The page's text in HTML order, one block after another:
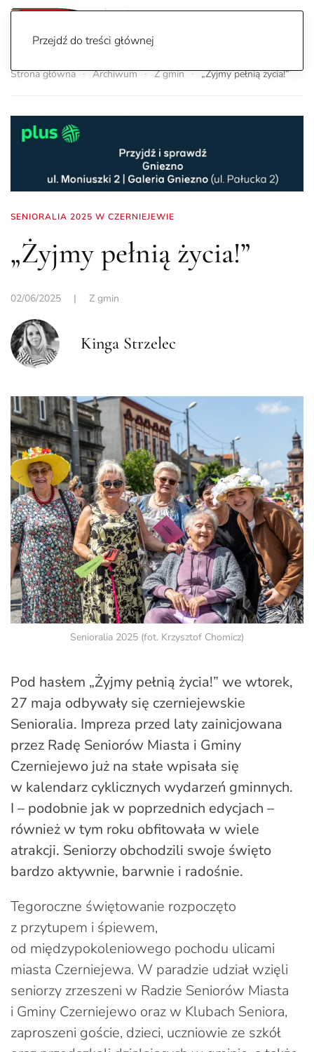
Przejdź do treści głównej
Strona główna Archiwum Z gmin „Żyjmy pełnią życia!”
SENIORALIA 2025 W CZERNIEJEWIE
„Żyjmy pełnią życia!”
02/06/2025 | Z gmin
Kinga Strzelec
Senioralia 2025 (fot. Krzysztof Chomicz)
Pod hasłem „Żyjmy pełnią życia!” we wtorek,
27 maja odbywały się czerniejewskie
Senioralia. Impreza przed laty zainicjowana
przez Radę Seniorów Miasta i Gminy
Czerniejewo już na stałe wpisała się
w kalendarz cyklicznych wydarzeń gminnych.
I – podobnie jak w poprzednich edycjach –
również w tym roku obfitowała w wiele
atrakcji. Seniorzy obchodzili swoje święto
bardzo aktywnie, barwnie i radośnie.
Tegoroczne świętowanie rozpoczęto
z przytupem i śpiewem,
od międzypokoleniowego pochodu ulicami
miasta Czerniejewa. W paradzie udział wzięli
seniorzy zrzeszeni w Radzie Seniorów Miasta
i Gminy Czerniejewo oraz w Klubach Seniora,
zaproszeni goście, dzieci, uczniowie ze szkół